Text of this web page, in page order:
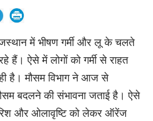
में भीषण गर्मी और लू के चलते
हैं। ऐसे में लोगों को गर्मी से राहत
है। मौसम विभाग ने आज से
बदलने की संभावना जताई है। ऐसे
और ओलावृष्टि को लेकर ऑरेंज